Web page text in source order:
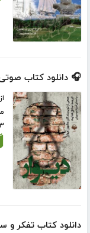
🎧 دانلود کتاب صوتی
۳ ساعت و ۳۴ دقیقه
دانلود کتاب تفکر و